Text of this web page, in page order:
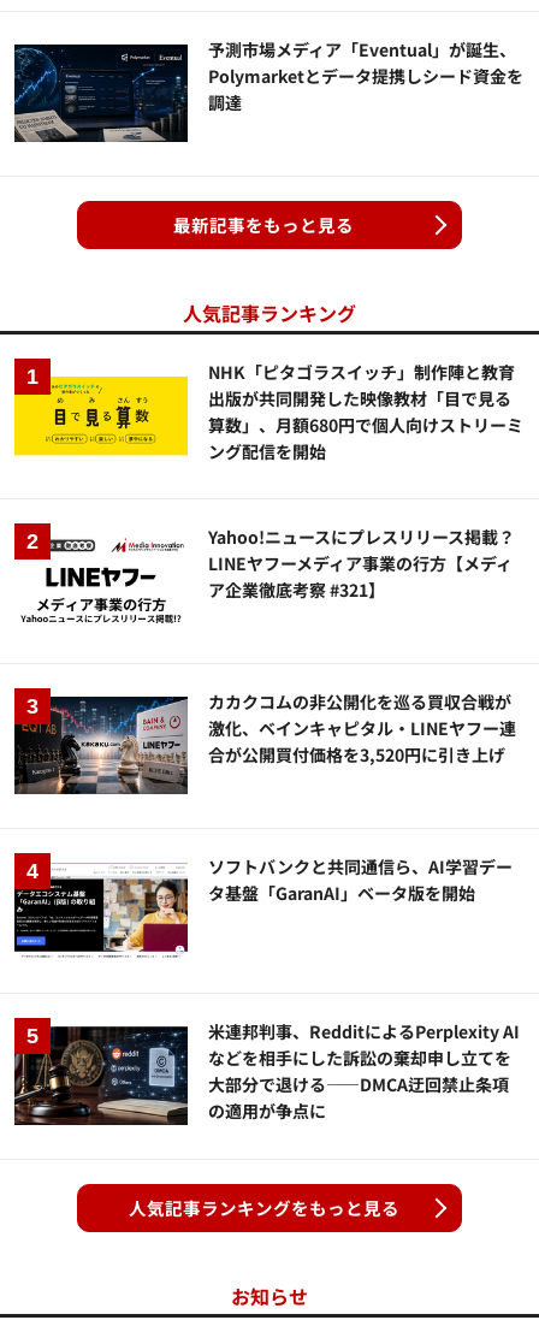
予測市場メディア「Eventual」が誕生、
Polymarketとデータ提携しシード資金を
調達
最新記事をもっと見る
人気記事ランキング
NHK「ピタゴラスイッチ」制作陣と教育
出版が共同開発した映像教材「目で見る
算数」、月額680円で個人向けストリーミ
ング配信を開始
Yahoo!ニュースにプレスリリース掲載？
LINEヤフーメディア事業の行方【メディ
ア企業徹底考察 #321】
カカクコムの非公開化を巡る買収合戦が
激化、ベインキャピタル・LINEヤフー連
合が公開買付価格を3,520円に引き上げ
ソフトバンクと共同通信ら、AI学習デー
タ基盤「GaranAI」ベータ版を開始
米連邦判事、RedditによるPerplexity AI
などを相手にした訴訟の棄却申し立てを
大部分で退ける——DMCA迂回禁止条項
の適用が争点に
人気記事ランキングをもっと見る
お知らせ